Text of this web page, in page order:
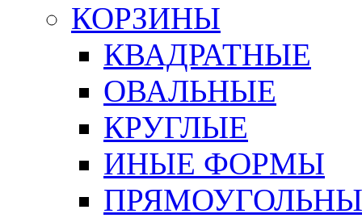
КОРЗИНЫ
КВАДРАТНЫЕ
ОВАЛЬНЫЕ
КРУГЛЫЕ
ИНЫЕ ФОРМЫ